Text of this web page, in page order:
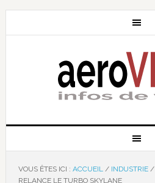
VOUS ÊTES ICI : ACCUEIL / INDUSTRIE /
RELANCE LE TURBO SKYLANE